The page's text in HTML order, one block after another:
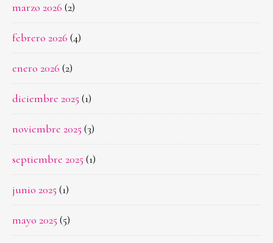
marzo 2026 (2)
febrero 2026 (4)
enero 2026 (2)
diciembre 2025 (1)
noviembre 2025 (3)
septiembre 2025 (1)
junio 2025 (1)
mayo 2025 (5)